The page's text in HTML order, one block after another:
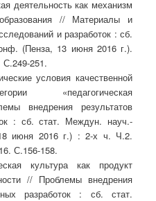
деятельность как механизм
// Материалы и
и разработок : сб.
(Пенза, 13 июня 2016 г.).
251.
условия качественной
«педагогическая
внедрения результатов
: сб. стат. Междун. науч.-
июня 2016 г.) : 2-х ч. Ч.2.
С.156-158.
культура как продукт
// Проблемы внедрения
разработок : сб. стат.